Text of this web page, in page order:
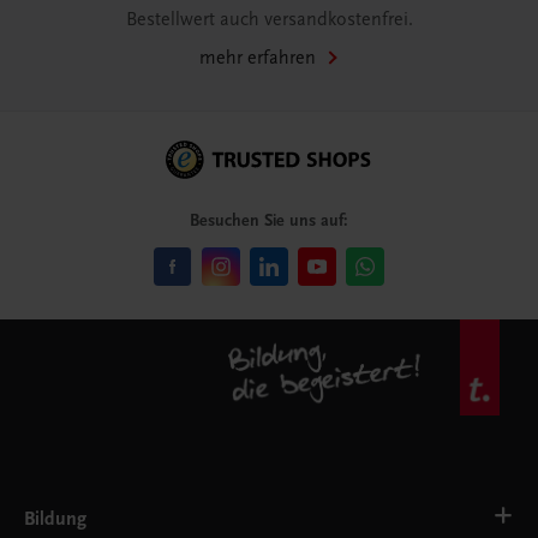
Bestellwert auch versandkostenfrei.
mehr erfahren
Besuchen Sie uns auf:
Bildung